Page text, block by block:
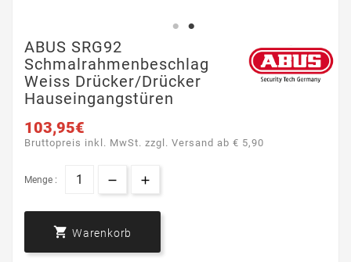
ABUS SRG92
Schmalrahmenbeschlag
Weiss Drücker/Drücker
Hauseingangstüren
103,95€
Bruttopreis inkl. MwSt. zzgl. Versand ab € 5,90
Menge :
 Warenkorb